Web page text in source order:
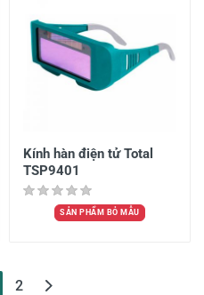
Kính hàn điện tử Total
TSP9401
SẢN PHẨM BỎ MẪU
(current)
2